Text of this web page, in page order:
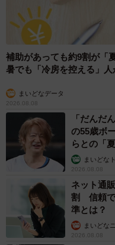
補助があっても約9割が「
暑でも「冷房を控える」人
まいどなデータ
2026.08.08
「だんだ
の55歳ボ
らとの「
まいどな
2026.08.08
ネット通
割 信頼で
準とは？
まいどな
2026.08.08